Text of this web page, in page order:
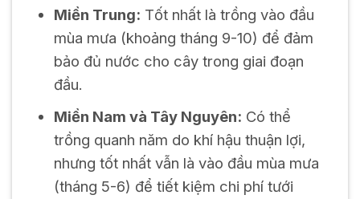
Miền Trung: Tốt nhất là trồng vào đầu
mùa mưa (khoảng tháng 9-10) để đảm
bảo đủ nước cho cây trong giai đoạn
đầu.
Miền Nam và Tây Nguyên: Có thể
trồng quanh năm do khí hậu thuận lợi,
nhưng tốt nhất vẫn là vào đầu mùa mưa
(tháng 5-6) để tiết kiệm chi phí tưới